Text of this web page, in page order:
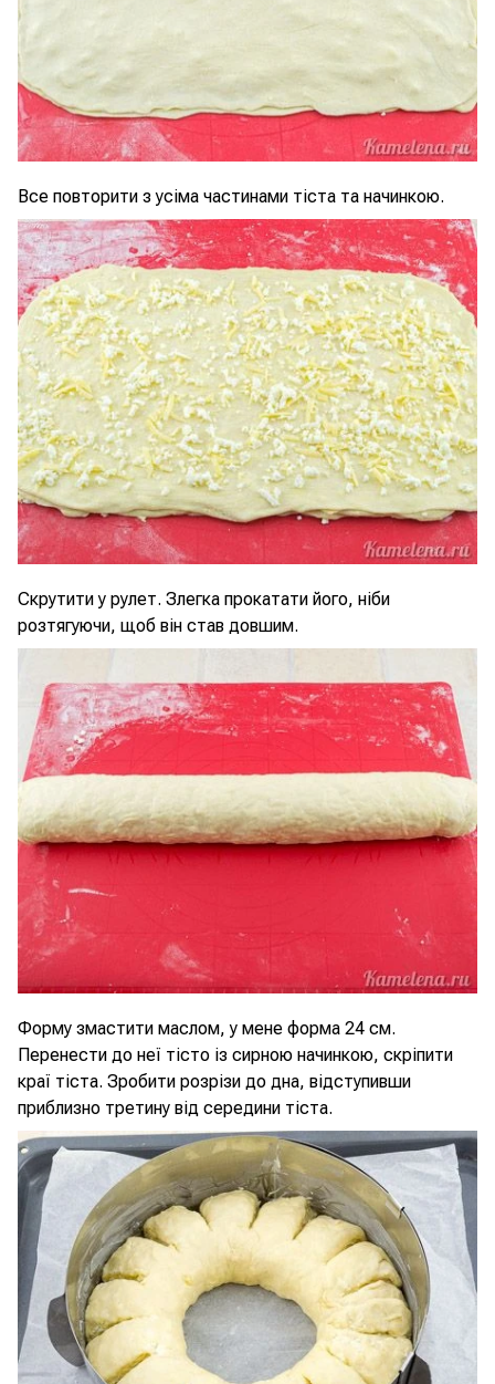
Все повторити з усіма частинами тіста та начинкою.
Скрутити у рулет. Злегка прокатати його, ніби
розтягуючи, щоб він став довшим.
Форму змастити маслом, у мене форма 24 см.
Перенести до неї тісто із сирною начинкою, скріпити
краї тіста. Зробити розрізи до дна, відступивши
приблизно третину від середини тіста.